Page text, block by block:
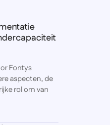
Fontys
aspecten, de
rol om van